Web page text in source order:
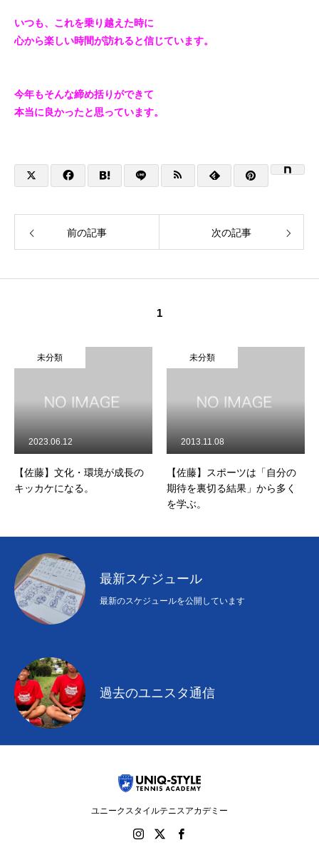
いつも、これを乗り越えた時に
心から楽しい時間が訪れると信じています。
今年もそんな締め括りができて
本当に良かったと思っています。
前の記事 次の記事
1
未分類
【佐藤】文化・環境が成長の
キッカケになる。
2023.06.12
未分類
【佐藤】スポーツは「自分の
期待を裏切る結果」から多く
を学ぶ。
2013.11.08
最新スケジュール
最新のスケジュールを公開しています
過去のユニスタ通信
ユニークスタイルテニスアカデミー